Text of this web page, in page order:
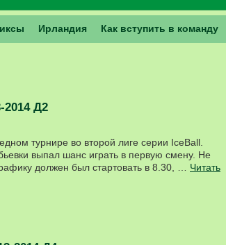
Ирландия Как вступить в команду
2014 Д2
турнире во второй лиге серии IceBall.
выпал шанс играть в первую смену. Не
должен был стартовать в 8.30, … Читать